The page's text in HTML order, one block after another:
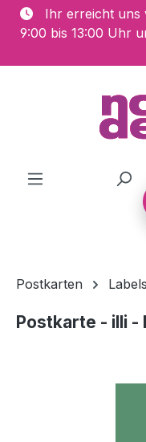
Zum Hauptinhalt
Ihr erreicht uns
9:00 bis 13:00 Uhr
Postkarten Labels
Postkarte - illi -